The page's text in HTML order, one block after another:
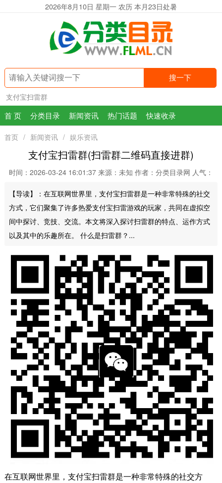
2026年8月10日 星期一 农历 本月23日处暑
搜一下
支付宝扫雷群
首 页 分类目录 新闻资讯 热门话题 快速收录
首页 / 新闻资讯 / 娱乐资讯
支付宝扫雷群(扫雷群二维码直接进群)
时间：2026-03-24 16:01:37 来源：未知 作者：分类目录网 人气：
【导读】：在互联网世界里，支付宝扫雷群是一种非常特殊的社交
方式，它们聚集了许多热爱支付宝扫雷游戏的玩家，共同在虚拟空
间中探讨、竞技、交流。本文将深入探讨扫雷群的特点、运作方式
以及其中的乐趣所在。 什么是扫雷群？...
在互联网世界里，支付宝扫雷群是一种非常特殊的社交方